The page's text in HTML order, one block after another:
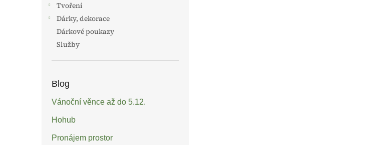
Tvoření
Dárky, dekorace
Dárkové poukazy
Služby
Blog
Vánoční věnce až do 5.12.
Hohub
Pronájem prostor